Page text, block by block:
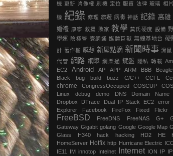
機 更新 肖像權 刷機 定位 服貿 法律 玻璃 相
機 紀錄 修理 旅遊 病毒 神話 記錄 高雄
婚禮 康寧 救援 敗家 教學 莫氏硬度 設備
學運 陰極管 壹網通 媒體巨獸 無線基地台 硬
計 著作權 感想 新屋點滴 新聞時事 滑鼠
代管 網路 網聚 網樂通 鍵盤 隱私 轉載
EC2
Android AP APP ARM BBB
Black
bug build buzz C/C++ CCFL
chrome ‎CongressOccupied COSCUP
Linux
debug demo DNS
Domain Name
Dropbox
DTrace Dual IP Stack EC2
error
Explorer
Facebook FireFox Fixed Flickr
FreeBSD FreeDNS FreeNAS G+
Gateway Gigabit golang Google Google Map
Glass
H340 hack hacking HD2 HE
HomeServer Hotfix http Hurricane Electric
IE11
IM innotop Intelnet Internet ION IP